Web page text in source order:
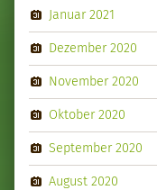
Januar 2021
Dezember 2020
November 2020
Oktober 2020
September 2020
August 2020